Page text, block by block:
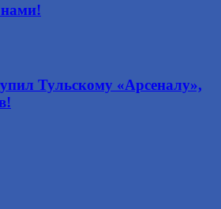
нами!
Тульскому «Арсеналу»,